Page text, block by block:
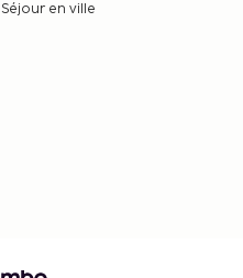
Séjour en ville